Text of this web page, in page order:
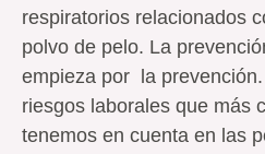
respiratorios relacionados
polvo de pelo. La
empieza por la
riesgos laborales que más
tenemos en cuenta en las